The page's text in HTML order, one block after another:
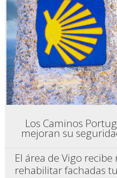
Los Caminos
mejoran su
El área de Vigo
rehabilitar fachadas